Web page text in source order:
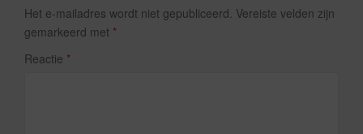
Het e-mailadres wordt niet gepubliceerd. Vereiste velden zijn
gemarkeerd met *
Reactie *